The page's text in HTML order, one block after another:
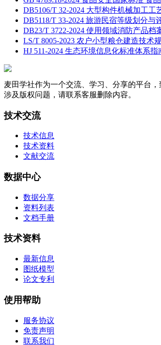
DB5106/T 32-2024 大型构件机械加工工
DB5118/T 33-2024 旅游民宿等级划分与
DB23/T 3722-2024 使用领域消防产品档
LS/T 8005-2023 农户小型粮仓建造技术
HJ 511-2024 生态环境信息化标准体系指
麦田学社作为一个交流、学习、分享的平台
涉及版权问题，请联系客服删除内容。
技术交流
技术信息
技术资料
文献交流
数据中心
数据分享
资料列表
文档手册
技术资料
最新信息
图纸模型
论文专利
使用帮助
服务协议
免责声明
联系我们